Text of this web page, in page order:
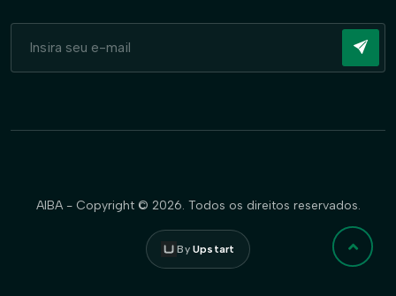
AIBA - Copyright © 2026. Todos os direitos reservados.
ByUpstart